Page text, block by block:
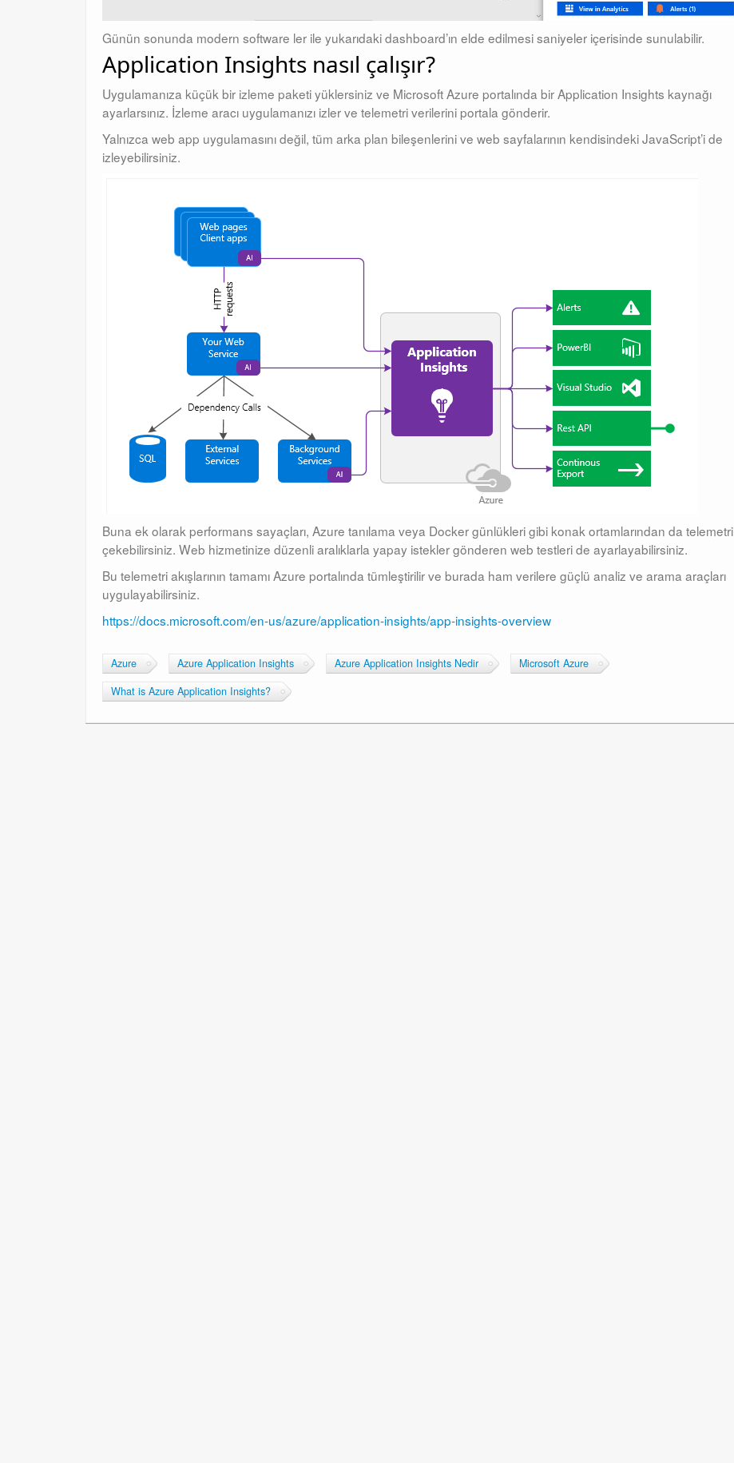
Günün sonunda modern software ler ile yukarıdaki dashboard’ın elde edilmesi saniyeler içerisinde sunulabilir.
Application Insights nasıl çalışır?
Uygulamanıza küçük bir izleme paketi yüklersiniz ve Microsoft Azure portalında bir Application Insights kaynağı
ayarlarsınız. İzleme aracı uygulamanızı izler ve telemetri verilerini portala gönderir.
Yalnızca web app uygulamasını değil, tüm arka plan bileşenlerini ve web sayfalarının kendisindeki JavaScript’i de
izleyebilirsiniz.
Buna ek olarak performans sayaçları, Azure tanılama veya Docker günlükleri gibi konak ortamlarından da telemetri
çekebilirsiniz. Web hizmetinize düzenli aralıklarla yapay istekler gönderen web testleri de ayarlayabilirsiniz.
Bu telemetri akışlarının tamamı Azure portalında tümleştirilir ve burada ham verilere güçlü analiz ve arama araçları
uygulayabilirsiniz.
https://docs.microsoft.com/en-us/azure/application-insights/app-insights-overview
Azure Azure Application Insights Azure Application Insights Nedir
Microsoft Azure
What is Azure Application Insights?